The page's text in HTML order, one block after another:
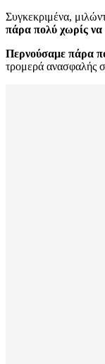
Συγκεκριμένα,
πάρα πολύ χωρίς να
Περνούσαμε πάρα
τρομερά ανασφαλής